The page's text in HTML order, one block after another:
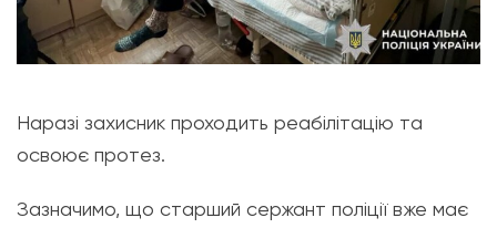
Наразі захисник проходить реабілітацію та
освоює протез.
Зазначимо, що старший сержант поліції вже має